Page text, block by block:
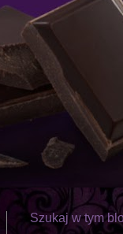
Szukaj w tym